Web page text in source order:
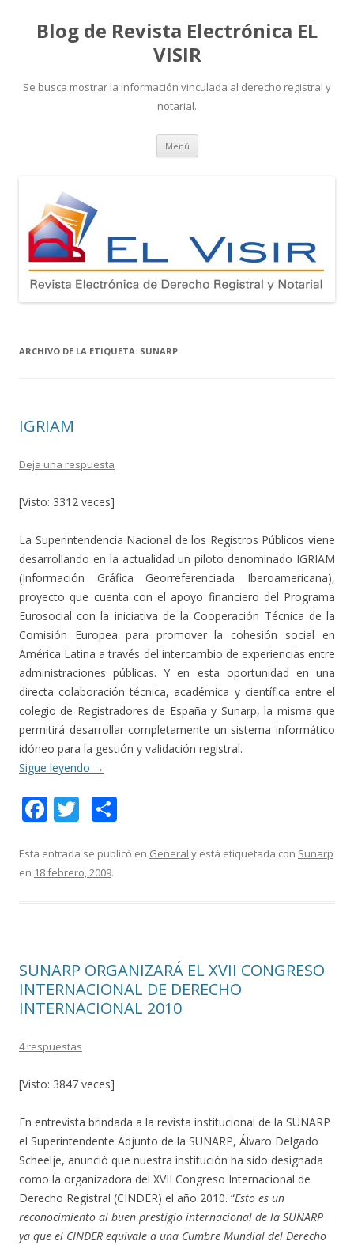
Blog de Revista Electrónica EL
VISIR
Se busca mostrar la información vinculada al derecho registral y
notarial.
Menú Ir
contenido
ARCHIVO DE LA ETIQUETA: SUNARP
IGRIAM
Deja una respuesta
[Visto: 3312 veces]
La Superintendencia Nacional de los Registros Públicos viene
desarrollando en la actualidad un piloto denominado IGRIAM
(Información Gráfica Georreferenciada Iberoamericana),
proyecto que cuenta con el apoyo financiero del Programa
Eurosocial con la iniciativa de la Cooperación Técnica de la
Comisión Europea para promover la cohesión social en
América Latina a través del intercambio de experiencias entre
administraciones públicas. Y en esta oportunidad en una
directa colaboración técnica, académica y científica entre el
colegio de Registradores de España y Sunarp, la misma que
permitirá desarrollar completamente un sistema informático
idóneo para la gestión y validación registral.
Sigue leyendo →
F
e
b
k
T
itt
er
m
r
Esta entrada se publicó en General y está etiquetada con Sunarp
en 18 febrero, 2009.
SUNARP ORGANIZARÁ EL XVII CONGRESO
INTERNACIONAL DE DERECHO
INTERNACIONAL 2010
4 respuestas
[Visto: 3847 veces]
En entrevista brindada a la revista institucional de la SUNARP
el Superintendente Adjunto de la SUNARP, Álvaro Delgado
Scheelje, anunció que nuestra institución ha sido designada
como la organizadora del XVII Congreso Internacional de
Derecho Registral (CINDER) el año 2010. “Esto es un
reconocimiento al buen prestigio internacional de la SUNARP
ya que el CINDER equivale a una Cumbre Mundial del Derecho